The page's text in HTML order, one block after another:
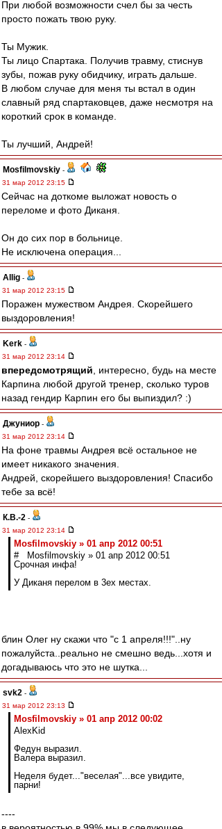
При любой возможности счел бы за честь
просто пожать твою руку.
Ты Мужик.
Ты лицо Спартака. Получив травму, стиснув
зубы, пожав руку обидчику, играть дальше.
В любом случае для меня ты встал в один
славный ряд спартаковцев, даже несмотря на
короткий срок в команде.
Ты лучший, Андрей!
Mosfilmovskiy -
31 мар 2012 23:15
Сейчас на доткоме выложат новость о
переломе и фото Диканя.
Он до сих пор в больнице.
Не исключена операция...
Allig -
31 мар 2012 23:15
Поражен мужеством Андрея. Скорейшего
выздоровления!
Kerk -
31 мар 2012 23:14
впередсмотрящий , интересно, будь на месте
Карпина любой другой тренер, сколько туров
назад гендир Карпин его бы выпиздил? :)
Джуниор -
31 мар 2012 23:14
На фоне травмы Андрея всё остальное не
имеет никакого значения.
Андрей, скорейшего выздоровления! Спасибо
тебе за всё!
К.В.-2 -
31 мар 2012 23:14
Mosfilmovskiy » 01 апр 2012 00:51
# Mosfilmovskiy » 01 апр 2012 00:51
Срочная инфа!
У Диканя перелом в 3ех местах.
блин Олег ну скажи что "с 1 апреля!!!"..ну
пожалуйста..реально не смешно ведь...хотя и
догадываюсь что это не шутка...
svk2 -
31 мар 2012 23:13
Mosfilmovskiy » 01 апр 2012 00:02
AlexKid
Федун выразил.
Валера выразил.
Неделя будет..."веселая"...все увидите,
парни!
----